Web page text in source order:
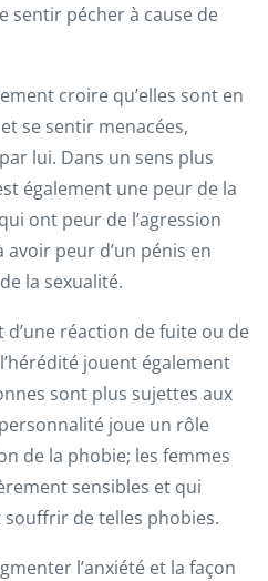
sentir pécher à cause de
croire qu’elles sont en
se sentir menacées,
lui. Dans un sens plus
également une peur de la
ont peur de l’agression
peur d’un pénis en
la sexualité.
réaction de fuite ou de
jouent également
sont plus sujettes aux
joue un rôle
de la phobie; les femmes
sensibles et qui
de telles phobies.
l’anxiété et la façon